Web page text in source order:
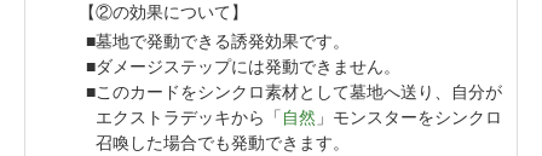
【②の効果について】
墓地で発動できる誘発効果です。
ダメージステップには発動できません。
このカードをシンクロ素材として墓地へ送り、自分が
エクストラデッキから「自然 」モンスターをシンクロ
召喚した場合でも発動できます。